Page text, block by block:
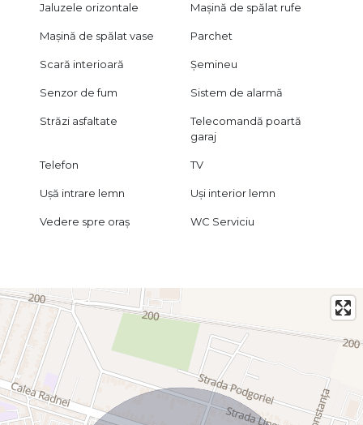
Jaluzele orizontale Mașină de spălat rufe
Mașină de spălat vase Parchet
Scară interioară Șemineu
Senzor de fum Sistem de alarmă
Străzi asfaltate
Telecomandă poartă
garaj
Telefon TV
Ușă intrare lemn Uși interior lemn
Vedere spre oraș WC Serviciu